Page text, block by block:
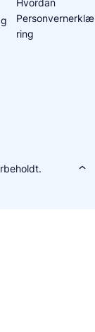
Hvordan
Personvernerklæ
ring